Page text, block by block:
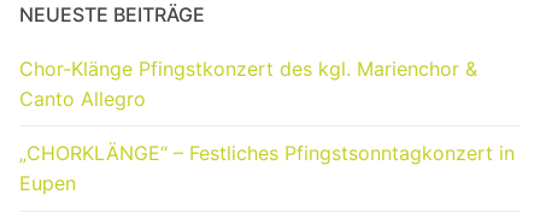
NEUESTE BEITRÄGE
Chor-Klänge Pfingstkonzert des kgl. Marienchor &
Canto Allegro
„CHORKLÄNGE“ – Festliches Pfingstsonntagkonzert in
Eupen